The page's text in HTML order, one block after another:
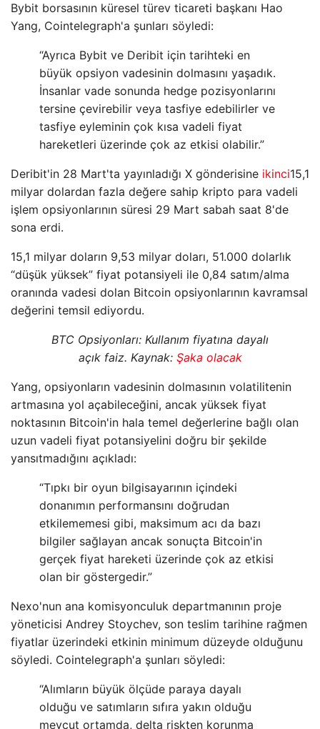
Bybit borsasının küresel türev ticareti başkanı Hao
Yang, Cointelegraph'a şunları söyledi:
“Ayrıca Bybit ve Deribit için tarihteki en
büyük opsiyon vadesinin dolmasını yaşadık.
İnsanlar vade sonunda hedge pozisyonlarını
tersine çevirebilir veya tasfiye edebilirler ve
tasfiye eyleminin çok kısa vadeli fiyat
hareketleri üzerinde çok az etkisi olabilir.”
Deribit'in 28 Mart'ta yayınladığı X gönderisine ikinci15,1
milyar dolardan fazla değere sahip kripto para vadeli
işlem opsiyonlarının süresi 29 Mart sabah saat 8'de
sona erdi.
15,1 milyar doların 9,53 milyar doları, 51.000 dolarlık
“düşük yüksek” fiyat potansiyeli ile 0,84 satım/alma
oranında vadesi dolan Bitcoin opsiyonlarının kavramsal
değerini temsil ediyordu.
BTC Opsiyonları: Kullanım fiyatına dayalı
açık faiz. Kaynak: Şaka olacak
Yang, opsiyonların vadesinin dolmasının volatilitenin
artmasına yol açabileceğini, ancak yüksek fiyat
noktasının Bitcoin'in hala temel değerlerine bağlı olan
uzun vadeli fiyat potansiyelini doğru bir şekilde
yansıtmadığını açıkladı:
“Tıpkı bir oyun bilgisayarının içindeki
donanımın performansını doğrudan
etkilememesi gibi, maksimum acı da bazı
bilgiler sağlayan ancak sonuçta Bitcoin'in
gerçek fiyat hareketi üzerinde çok az etkisi
olan bir göstergedir.”
Nexo'nun ana komisyonculuk departmanının proje
yöneticisi Andrey Stoychev, son teslim tarihine rağmen
fiyatlar üzerindeki etkinin minimum düzeyde olduğunu
söyledi. Cointelegraph'a şunları söyledi:
“Alımların büyük ölçüde paraya dayalı
olduğu ve satımların sıfıra yakın olduğu
mevcut ortamda, delta riskten korunma